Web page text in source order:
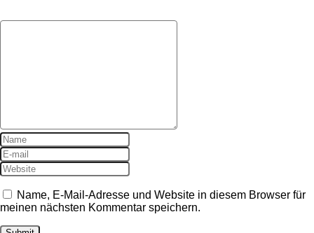
Name, E-Mail-Adresse und Website in diesem Browser für
meinen nächsten Kommentar speichern.